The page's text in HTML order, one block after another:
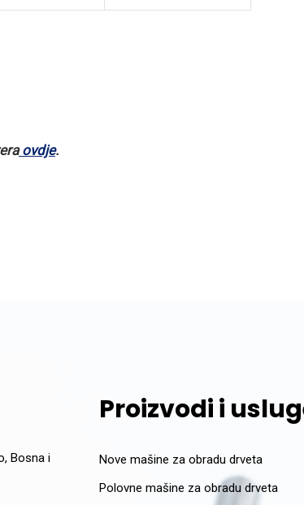
ovdje.
Bosna i
Proizvodi i
Nove mašine za obradu drveta
Polovne mašine za obradu drveta